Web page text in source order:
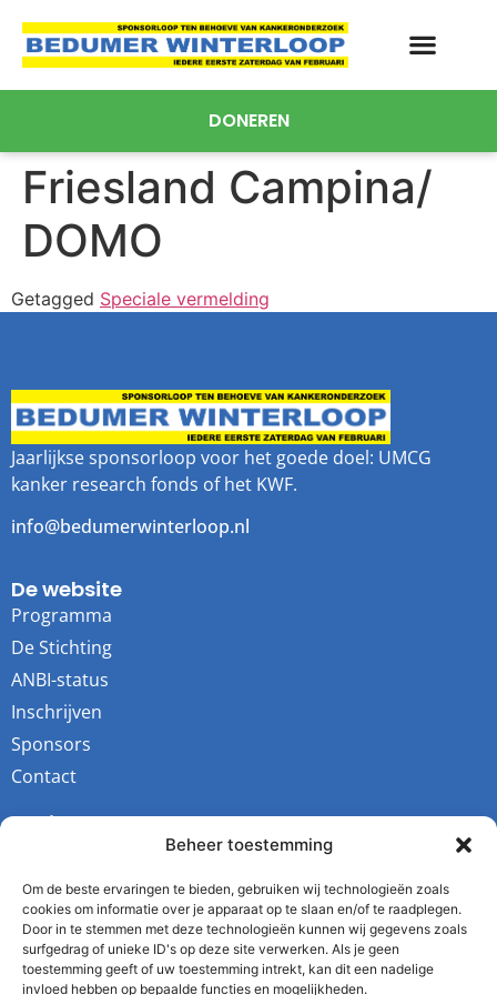
Beheer toestemming
Om de beste ervaringen te bieden, gebruiken wij technologieën zoals
cookies om informatie over je apparaat op te slaan en/of te raadplegen.
Door in te stemmen met deze technologieën kunnen wij gegevens zoals
surfgedrag of unieke ID's op deze site verwerken. Als je geen
toestemming geeft of uw toestemming intrekt, kan dit een nadelige
invloed hebben op bepaalde functies en mogelijkheden.
DONEREN
Friesland Campina/
DOMO
Getagged Speciale vermelding
Jaarlijkse sponsorloop voor het goede doel: UMCG
kanker research fonds of het KWF.
info@bedumerwinterloop.nl
De website
Programma
De Stichting
ANBI-status
Inschrijven
Sponsors
Contact
Socials
Instagram
Facebook
Twitter